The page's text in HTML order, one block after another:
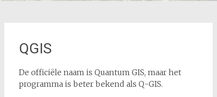
QGIS
De officiële naam is Quantum GIS, maar het
programma is beter bekend als Q-GIS.